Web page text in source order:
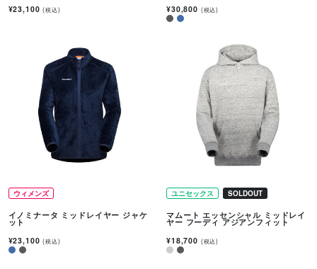
¥23,100(税込)
¥30,800 (税込)
ウィメンズ
イノミナータ ミッドレイヤー ジャケ
ット
¥23,100(税込)
ユニセックス SOLDOUT
マムート エッセンシャル ミッドレイ
ヤー フーディ アジアンフィット
¥18,700 (税込)